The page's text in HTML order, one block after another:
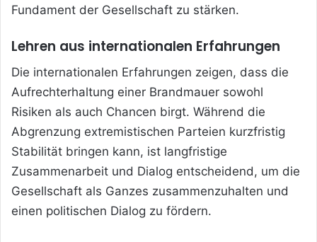
Fundament der Gesellschaft zu stärken.
Lehren aus internationalen Erfahrungen
Die internationalen Erfahrungen zeigen, dass die
Aufrechterhaltung einer Brandmauer sowohl
Risiken als auch Chancen birgt. Während die
Abgrenzung extremistischen Parteien kurzfristig
Stabilität bringen kann, ist langfristige
Zusammenarbeit und Dialog entscheidend, um die
Gesellschaft als Ganzes zusammenzuhalten und
einen politischen Dialog zu fördern.